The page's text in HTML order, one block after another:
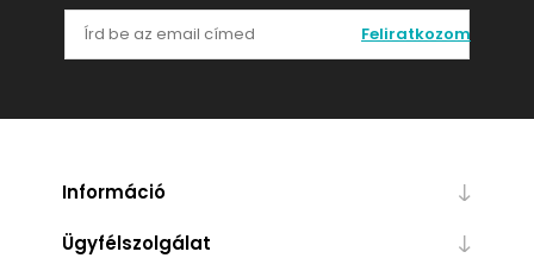
Feliratkozom
Információ
Ügyfélszolgálat